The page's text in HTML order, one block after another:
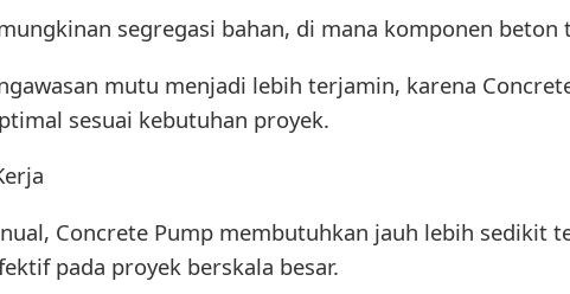
segregasi bahan, di mana komponen beton
mutu menjadi lebih terjamin, karena
sesuai kebutuhan proyek.
Concrete Pump membutuhkan jauh lebih sedikit
pada proyek berskala besar.